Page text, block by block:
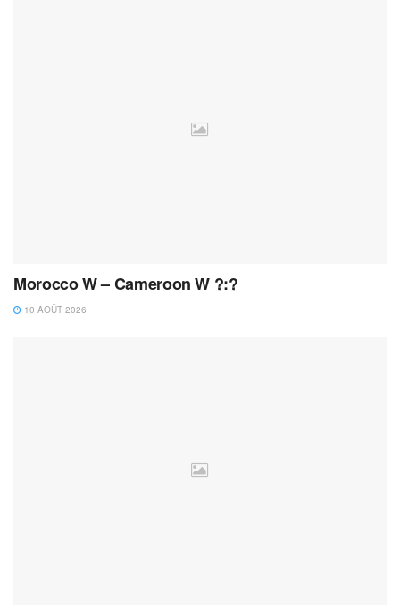
Morocco W – Cameroon W ?:?
10 AOÛT 2026